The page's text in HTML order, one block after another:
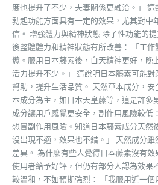
度也提升了不少，夫妻關係更融洽。」
勃起功能方面具有一定的效果，尤其對中
信。 增強體力與精神狀態 除了性功能的
後整體體力和精神狀態有所改善： 「工
憊。服用日本藤素後，白天精神更好，晚
活力提升不少。」 這說明日本藤素可能
幫助，提升生活品質。 天然草本成分，
本成分為主，如日本天皇藤等，這是許多
成分讓用戶感覺更安全，副作用風險較低
想冒副作用風險。知道日本藤素成分天然
沒出現不適，效果也不錯。」 天然成分
差異。 為什麼有些人覺得日本藤素沒有
使用者給予好評，但仍有部分人認為效果
較溫和，不如預期強烈： 「我服用近一